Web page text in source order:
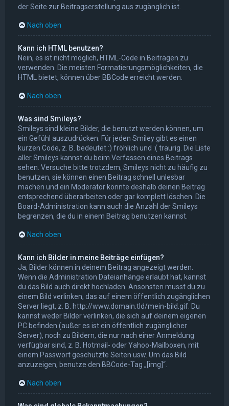
der Seite zur Beitragserstellung aus zugänglich ist.
Nach oben
Kann ich HTML benutzen?
Nein, es ist nicht möglich, HTML-Code in Beiträgen zu
verwenden. Die meisten Formatierungsmöglichkeiten, die
HTML bietet, können über BBCode erreicht werden.
Nach oben
Was sind Smileys?
Smileys sind kleine Bilder, die benutzt werden können, um
ein Gefühl auszudrücken. Für jeden Smiley gibt es einen
kurzen Code, z. B. bedeutet :) fröhlich und :( traurig. Die Liste
aller Smileys kannst du beim Verfassen eines Beitrags
sehen. Versuche bitte trotzdem, Smileys nicht zu häufig zu
benutzen, sie können einen Beitrag schnell unlesbar
machen und ein Moderator könnte deshalb deinen Beitrag
entsprechend überarbeiten oder gar komplett löschen. Die
Board-Administration kann auch die Anzahl der Smileys
begrenzen, die du in einem Beitrag benutzen kannst.
Nach oben
Kann ich Bilder in meine Beiträge einfügen?
Ja, Bilder können in deinem Beitrag angezeigt werden.
Wenn die Administration Dateianhänge erlaubt hat, kannst
du das Bild auch direkt hochladen. Ansonsten musst du zu
einem Bild verlinken, das auf einem öffentlich zugänglichen
Server liegt, z. B. http://www.domain.tld/mein-bild.gif. Du
kannst weder Bilder verlinken, die sich auf deinem eigenen
PC befinden (außer es ist ein öffentlich zugänglicher
Server), noch zu Bildern, die nur nach einer Anmeldung
verfügbar sind, z. B. Hotmail- oder Yahoo-Mailboxen, mit
einem Passwort geschützte Seiten usw. Um das Bild
anzuzeigen, benutze den BBCode-Tag „[img]“.
Nach oben